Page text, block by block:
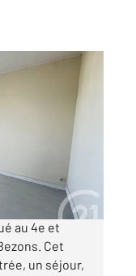
au 4e et
Cet
un séjour,